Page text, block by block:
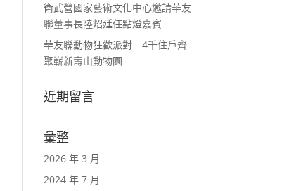
衛武營國家藝術文化中心邀請華友
聯董事長陸炤廷任點燈嘉賓
華友聯動物狂歡派對 4千住戶齊
聚嶄新壽山動物園
近期留言
彙整
2026 年 3 月
2024 年 7 月